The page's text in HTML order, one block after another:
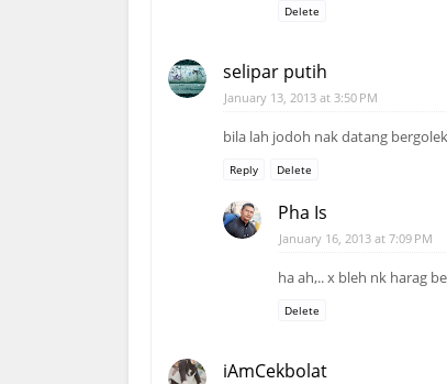
Delete
selipar putih
January 13, 2013 at 3:50 PM
bila lah jodoh nak datang
Reply Delete
Pha Is
January 16, 2013 at 7:09 PM
ha ah,.. x bleh nk harag
Delete
iAmCekbolat